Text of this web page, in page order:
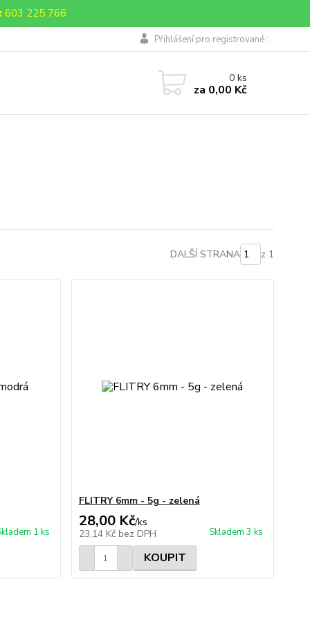
603 225 766
Přihlášení pro registrované :
0ks
za 0,00 Kč
DALŠÍ STRANA z 1
1 ks
FLITRY 6mm - 5g - zelená
28,00 Kč/ks
23,14 Kč bez DPH Skladem 3 ks
KOUPIT